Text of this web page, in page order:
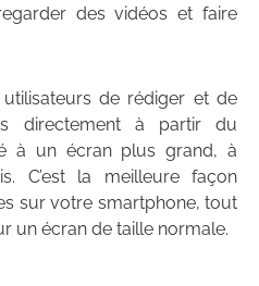
des vidéos et faire
de rédiger et de
directement à partir du
à un écran plus grand, à
C’est la meilleure façon
sur votre smartphone, tout
un écran de taille normale.